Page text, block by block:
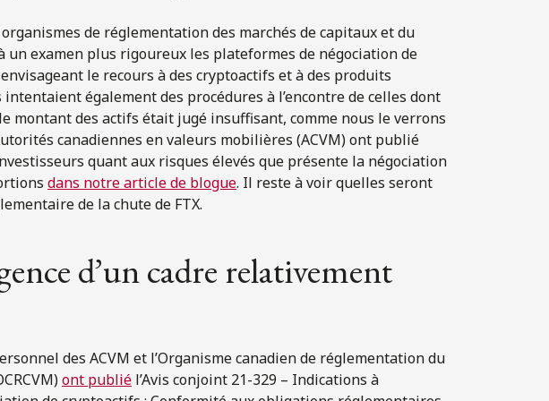
de réglementation des marchés de capitaux et du
examen plus rigoureux les plateformes de négociation de
le recours à des cryptoactifs et à des produits
également des procédures à l’encontre de celles dont
montant des actifs était jugé insuffisant, comme nous le verrons
canadiennes en valeurs mobilières (ACVM) ont publié
quant aux risques élevés que présente la négociation
dans notre article de blogue. Il reste à voir quelles seront
de la chute de FTX.
d’un cadre relativement
des ACVM et l’Organisme canadien de réglementation du
ont publié l’Avis conjoint 21-329 – Indications à